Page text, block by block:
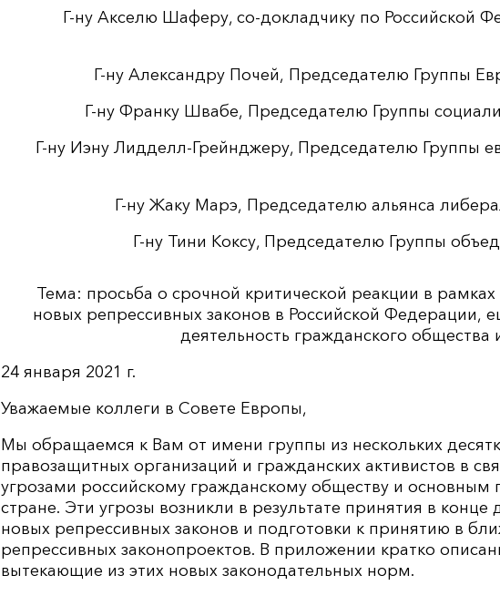
Г-ну Акселю Шаферу, со-докладчику по Российской
Г-ну Александру Почей, Председателю Группы
Г-ну Франку Швабе, Председателю Группы
Г-ну Иэну Лидделл-Грейнджеру, Председателю Группы
Г-ну Жаку Марэ, Председателю альянса
Г-ну Тини Коксу, Председателю Группы
Тема: просьба о срочной критической реакции в
новых репрессивных законов в Российской
деятельность гражданского
24 января 2021 г.
Уважаемые коллеги в Совете Европы,
Мы обращаемся к Вам от имени группы из нескольких
правозащитных организаций и гражданских активистов в
угрозами российскому гражданскому обществу и
стране. Эти угрозы возникли в результате принятия в конце
новых репрессивных законов и подготовки к принятию в
репрессивных законопроектов. В приложении кратко
вытекающие из этих новых законодательных норм.